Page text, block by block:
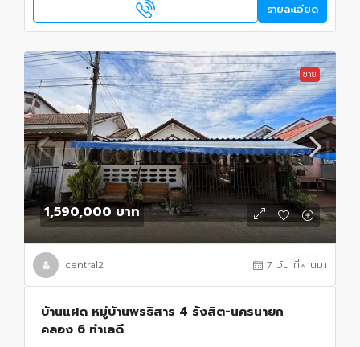
รายละเอียด
ขาย
1,590,000 บาท
central2 7 วัน ที่ผ่านมา
บ้านแฝด หมู่บ้านพรธิสาร 4 รังสิต-นครนายก
คลอง 6 ทำเลดี